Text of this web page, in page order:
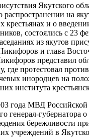
Якутского
распространении на
крестьянах и о
состоялись с 23
из якутов
и глава
представил
где протестовал
инородцев на
института
года МВД
генерал-губернатора
бережливости
учреждений в